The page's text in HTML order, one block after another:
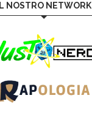
IL NOSTRO NETWORK